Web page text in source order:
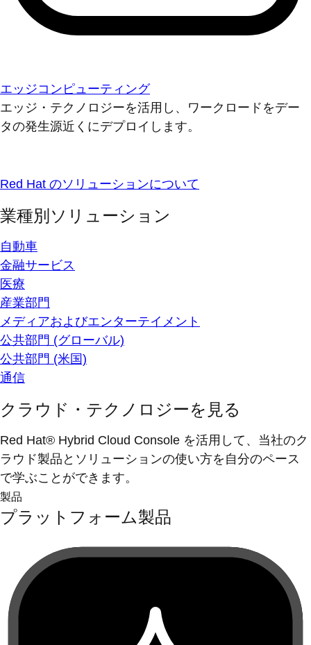
エッジコンピューティング
エッジ・テクノロジーを活用し、ワークロードをデー
タの発生源近くにデプロイします。
Red Hat のソリューションについて
業種別ソリューション
自動車
金融サービス
医療
産業部門
メディアおよびエンターテイメント
公共部門 (グローバル)
公共部門 (米国)
通信
クラウド・テクノロジーを見る
Red Hat® Hybrid Cloud Console を活用して、当社のク
ラウド製品とソリューションの使い方を自分のペース
で学ぶことができます。
製品
プラットフォーム製品